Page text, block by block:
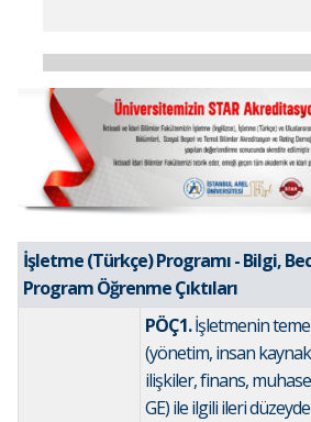
İşletme (Türkçe) Programı - Bilgi,
Program Öğrenme Çıktıları
PÖÇ1.İşletmenin
(yönetim, insan
ilişkiler, finans,
GE) ile ilgili ileri